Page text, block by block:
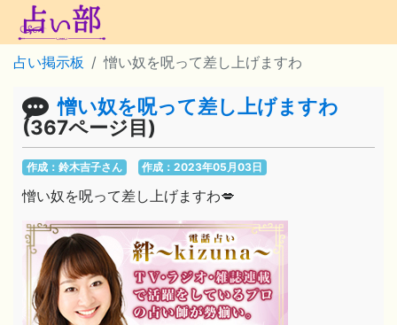
占い掲示板 憎い奴を呪って差し上げますわ
憎い奴を呪って差し上げますわ
(367ページ目)
作成：鈴木吉子さん 作成：2023年05月03日
憎い奴を呪って差し上げますわ💋